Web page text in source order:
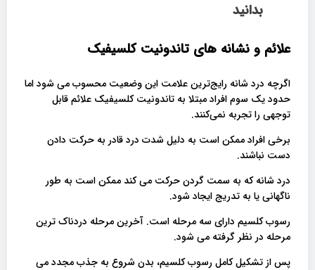
بدانید
علائم و نشانه های تاندونیت کلسیفیک
اگرچه درد شانه رایج‌ترین علامت این وضعیت محسوب می شود اما
حدود یک سوم افراد مبتلا به تاندونیت کلسیفیک علائم قابل
توجهی را تجربه نمی‌کنند.
برخی افراد ممکن است به دلیل شدت درد قادر به حرکت دادن
دست نباشند.
درد شانه که به سمت گردن حرکت می کند ممکن است به طور
ناگهانی یا به تدریج ایجاد شود.
رسوب کلسیم دارای سه مرحله است. آخرین مرحله دردناک ترین
مرحله در نظر گرفته می شود.
پس از تشکیل کامل رسوب کلسیم، بدن شروع به جذب مجدد می